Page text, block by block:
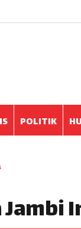
POLITIK